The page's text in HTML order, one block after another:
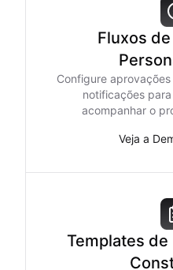
Fluxos
Configure
notificações
acompanhar o
Veja a
Templates